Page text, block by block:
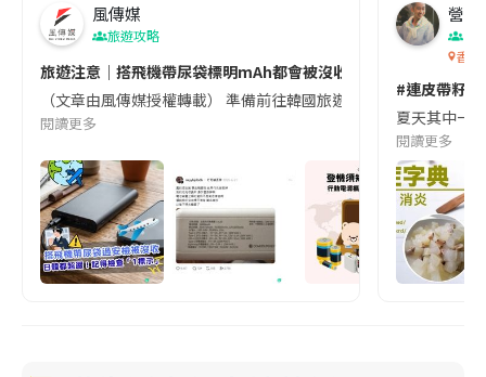
風傳媒
旅遊攻略
旅遊注意｜搭飛機帶尿袋標明mAh都會被沒收😱出發前切記檢查
（文章由風傳媒授權轉載） 準備前往韓國旅遊的民眾，近期要
閱讀更多
營養
香港
#連皮帶籽
夏天其中一
閱讀更多